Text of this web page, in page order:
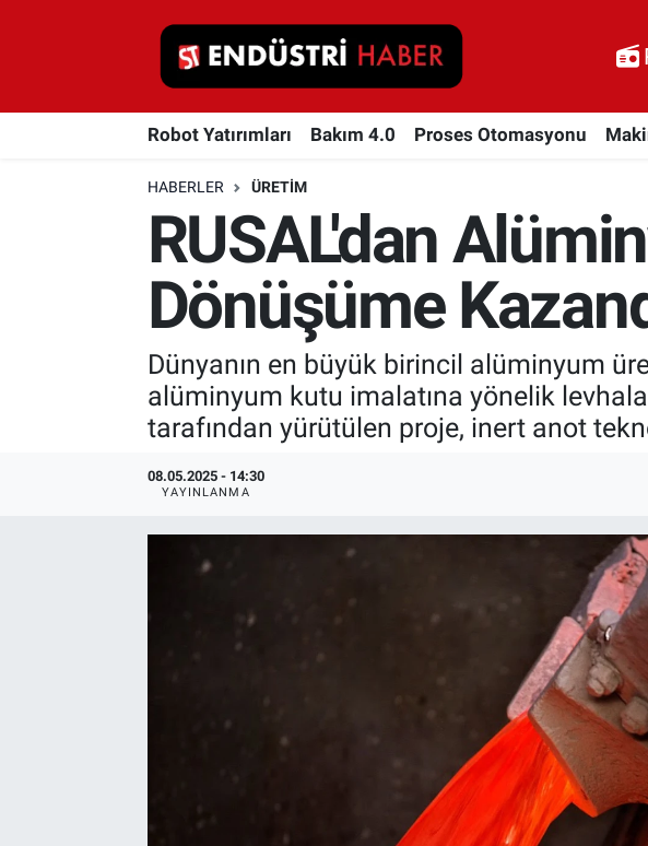
Robot Yatırımları Bakım 4.0 Proses Otomasyonu
HABERLER ÜRETIM
RUSAL'dan
Dönüşüme
Dünyanın en büyük birincil alüminyum
alüminyum kutu imalatına yönelik
tarafından yürütülen proje, inert anot
08.05.2025 - 14:30
YAYINLANMA
Robot Yatırımları
Proses Otomasyonu
Depolama Çözümleri
İnşaat ve Malzeme
HaberOrtak
EndüstriST
Endüstri 4.0 Uygulamaları